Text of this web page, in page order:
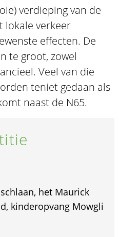
verdieping van de
lokale verkeer
effecten. De
te groot, zowel
Veel van die
teniet gedaan als
naast de N65.
het Maurick
kinderopvang Mowgli